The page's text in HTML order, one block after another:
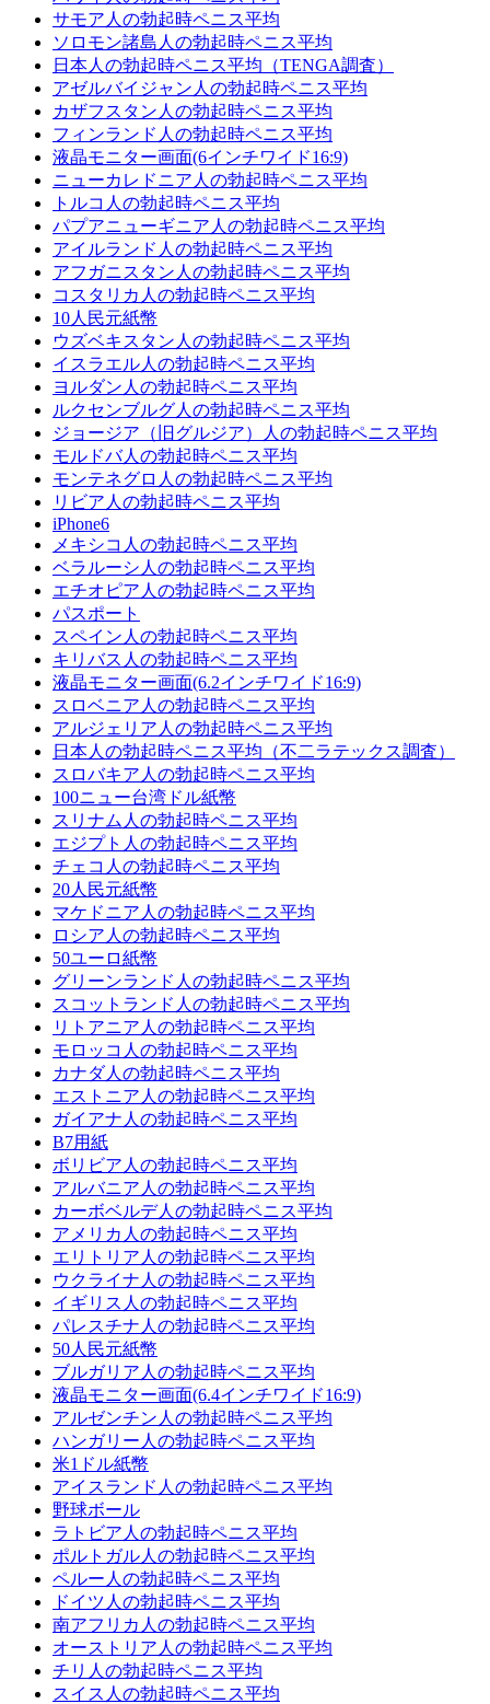
サモア人の勃起時ペニス平均
ソロモン諸島人の勃起時ペニス平均
日本人の勃起時ペニス平均（TENGA調査）
アゼルバイジャン人の勃起時ペニス平均
カザフスタン人の勃起時ペニス平均
フィンランド人の勃起時ペニス平均
液晶モニター画面(6インチワイド16:9)
ニューカレドニア人の勃起時ペニス平均
トルコ人の勃起時ペニス平均
パプアニューギニア人の勃起時ペニス平均
アイルランド人の勃起時ペニス平均
アフガニスタン人の勃起時ペニス平均
コスタリカ人の勃起時ペニス平均
10人民元紙幣
ウズベキスタン人の勃起時ペニス平均
イスラエル人の勃起時ペニス平均
ヨルダン人の勃起時ペニス平均
ルクセンブルグ人の勃起時ペニス平均
ジョージア（旧グルジア）人の勃起時ペニス平均
モルドバ人の勃起時ペニス平均
モンテネグロ人の勃起時ペニス平均
リビア人の勃起時ペニス平均
iPhone6
メキシコ人の勃起時ペニス平均
ベラルーシ人の勃起時ペニス平均
エチオピア人の勃起時ペニス平均
パスポート
スペイン人の勃起時ペニス平均
キリバス人の勃起時ペニス平均
液晶モニター画面(6.2インチワイド16:9)
スロベニア人の勃起時ペニス平均
アルジェリア人の勃起時ペニス平均
日本人の勃起時ペニス平均（不二ラテックス調査）
スロバキア人の勃起時ペニス平均
100ニュー台湾ドル紙幣
スリナム人の勃起時ペニス平均
エジプト人の勃起時ペニス平均
チェコ人の勃起時ペニス平均
20人民元紙幣
マケドニア人の勃起時ペニス平均
ロシア人の勃起時ペニス平均
50ユーロ紙幣
グリーンランド人の勃起時ペニス平均
スコットランド人の勃起時ペニス平均
リトアニア人の勃起時ペニス平均
モロッコ人の勃起時ペニス平均
カナダ人の勃起時ペニス平均
エストニア人の勃起時ペニス平均
ガイアナ人の勃起時ペニス平均
B7用紙
ボリビア人の勃起時ペニス平均
アルバニア人の勃起時ペニス平均
カーボベルデ人の勃起時ペニス平均
アメリカ人の勃起時ペニス平均
エリトリア人の勃起時ペニス平均
ウクライナ人の勃起時ペニス平均
イギリス人の勃起時ペニス平均
パレスチナ人の勃起時ペニス平均
50人民元紙幣
ブルガリア人の勃起時ペニス平均
液晶モニター画面(6.4インチワイド16:9)
アルゼンチン人の勃起時ペニス平均
ハンガリー人の勃起時ペニス平均
米1ドル紙幣
アイスランド人の勃起時ペニス平均
野球ボール
ラトビア人の勃起時ペニス平均
ポルトガル人の勃起時ペニス平均
ペルー人の勃起時ペニス平均
ドイツ人の勃起時ペニス平均
南アフリカ人の勃起時ペニス平均
オーストリア人の勃起時ペニス平均
チリ人の勃起時ペニス平均
スイス人の勃起時ペニス平均